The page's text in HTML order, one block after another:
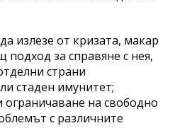
излезе от кризата, макар
за справяне с нея,
страни
стаден имунитет;
ограничаване на свободно
с различните